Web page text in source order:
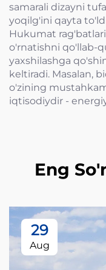
samarali dizayni
yoqilg'ini qayta
Hukumat
o'rnatishni qo'llab-
yaxshilashga
keltiradi. Masalan,
o'zining
iqtisodiydir -
Eng
29
Aug